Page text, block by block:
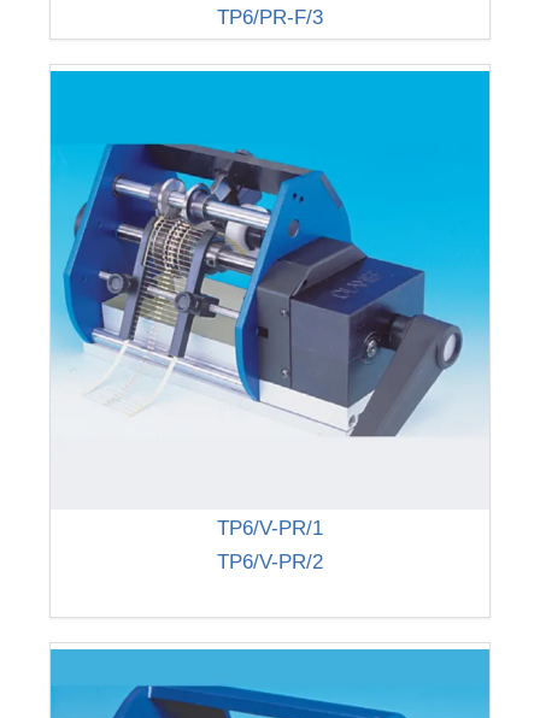
TP6/PR-F/3
TP6/V-PR/1
TP6/V-PR/2